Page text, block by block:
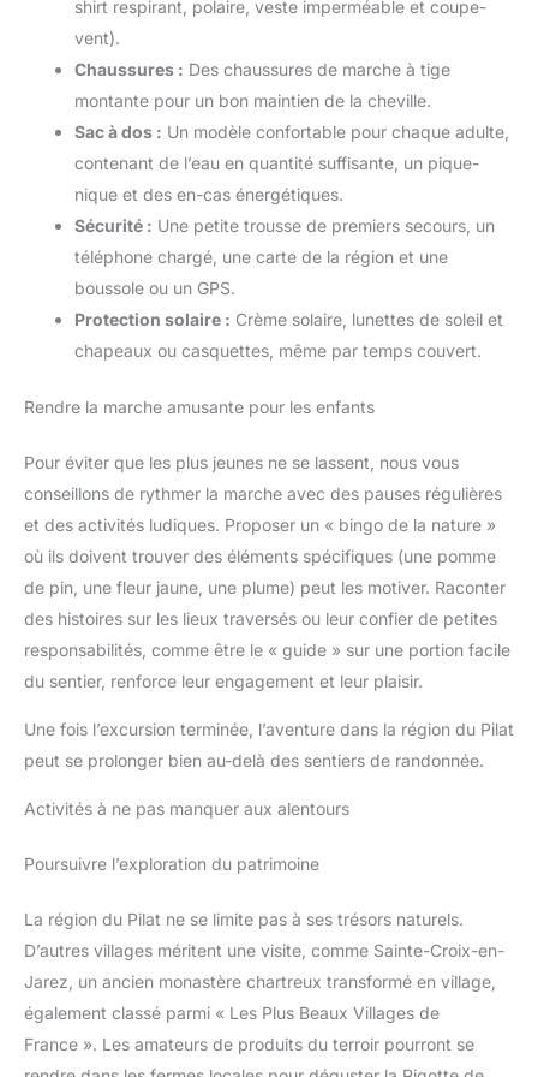
shirt respirant, polaire, veste imperméable et coupe-
vent).
Chaussures : Des chaussures de marche à tige
montante pour un bon maintien de la cheville.
Sac à dos : Un modèle confortable pour chaque adulte,
contenant de l’eau en quantité suffisante, un pique-
nique et des en-cas énergétiques.
Sécurité : Une petite trousse de premiers secours, un
téléphone chargé, une carte de la région et une
boussole ou un GPS.
Protection solaire : Crème solaire, lunettes de soleil et
chapeaux ou casquettes, même par temps couvert.
Rendre la marche amusante pour les enfants
Pour éviter que les plus jeunes ne se lassent, nous vous
conseillons de rythmer la marche avec des pauses régulières
et des activités ludiques. Proposer un « bingo de la nature »
où ils doivent trouver des éléments spécifiques (une pomme
de pin, une fleur jaune, une plume) peut les motiver. Raconter
des histoires sur les lieux traversés ou leur confier de petites
responsabilités, comme être le « guide » sur une portion facile
du sentier, renforce leur engagement et leur plaisir.
Une fois l’excursion terminée, l’aventure dans la région du Pilat
peut se prolonger bien au-delà des sentiers de randonnée.
Activités à ne pas manquer aux alentours
Poursuivre l’exploration du patrimoine
La région du Pilat ne se limite pas à ses trésors naturels.
D’autres villages méritent une visite, comme Sainte-Croix-en-
Jarez, un ancien monastère chartreux transformé en village,
également classé parmi « Les Plus Beaux Villages de
France ». Les amateurs de produits du terroir pourront se